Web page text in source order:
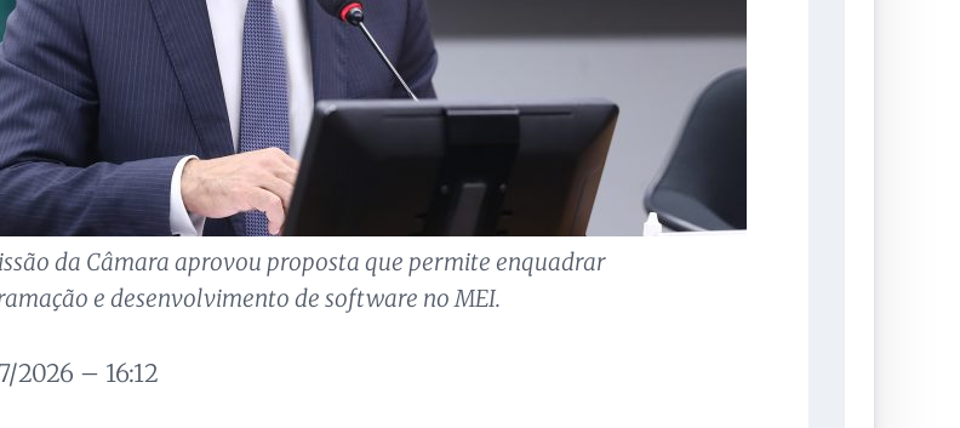
da Câmara aprovou proposta que permite enquadrar
e desenvolvimento de software no MEI.
2026 – 16:12